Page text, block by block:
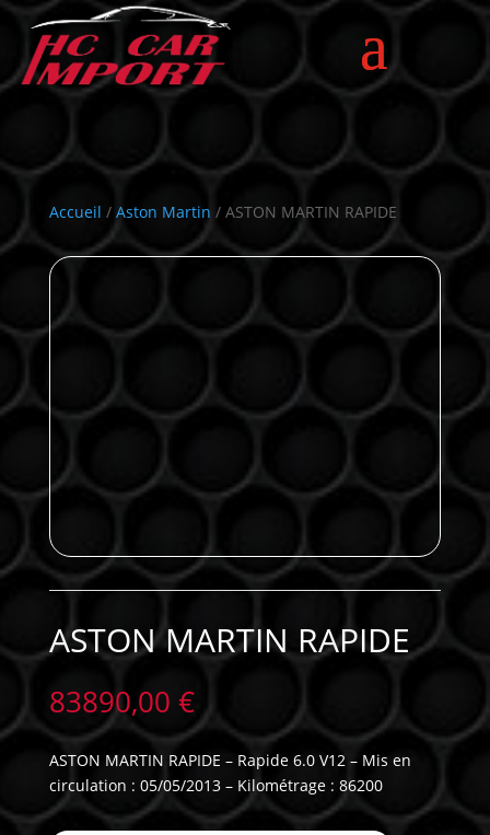
Accueil / Aston Martin / ASTON MARTIN RAPIDE
ASTON MARTIN RAPIDE
83890,00 €
ASTON MARTIN RAPIDE – Rapide 6.0 V12 – Mis en
circulation : 05/05/2013 – Kilométrage : 86200